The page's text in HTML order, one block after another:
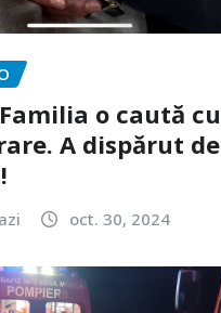
Familia o caută cu
A dispărut de
oct. 30, 2024